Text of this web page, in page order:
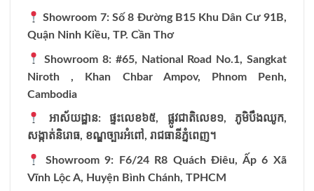
Showroom 7: Số 8 Đường B15 Khu Dân Cư 91B,
Quận Ninh Kiều, TP. Cần Thơ
Showroom 8: #65, National Road No.1, Sangkat
Niroth , Khan Chbar Ampov, Phnom Penh,
Cambodia
អាស័យដ្ឋាន:ផ្ទះលេខ៦៥, ផ្លូវជាតិលេខ១,ភូមិបឹងឈូក,
សង្កាត់និរោធ, ខណ្ឌច្បារអំពៅ, រាជធានីភ្នំពេញ។
Showroom 9: F6/24 R8 Quách Điêu, Ấp 6 Xã
Vĩnh Lộc A, Huyện Bình Chánh, TPHCM